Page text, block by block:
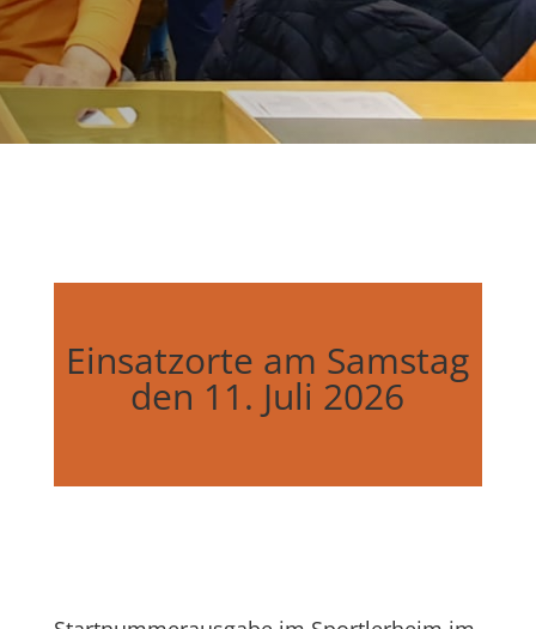
Einsatzorte am Samstag
den 11. Juli 2026